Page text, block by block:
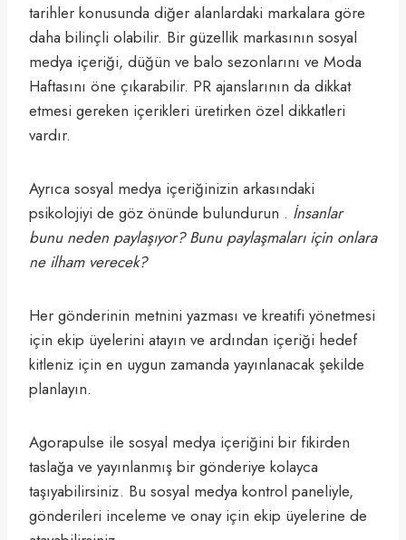
tarihler konusunda diğer alanlardaki markalara göre
daha bilinçli olabilir. Bir güzellik markasının sosyal
medya içeriği, düğün ve balo sezonlarını ve Moda
Haftasını öne çıkarabilir. PR ajanslarının da dikkat
etmesi gereken içerikleri üretirken özel dikkatleri
vardır.
Ayrıca sosyal medya içeriğinizin arkasındaki
psikolojiyi de göz önünde bulundurun . İnsanlar
bunu neden paylaşıyor? Bunu paylaşmaları için onlara
ne ilham verecek?
Her gönderinin metnini yazması ve kreatifi yönetmesi
için ekip üyelerini atayın ve ardından içeriği hedef
kitleniz için en uygun zamanda yayınlanacak şekilde
planlayın.
Agorapulse ile sosyal medya içeriğini bir fikirden
taslağa ve yayınlanmış bir gönderiye kolayca
taşıyabilirsiniz. Bu sosyal medya kontrol paneliyle,
gönderileri inceleme ve onay için ekip üyelerine de